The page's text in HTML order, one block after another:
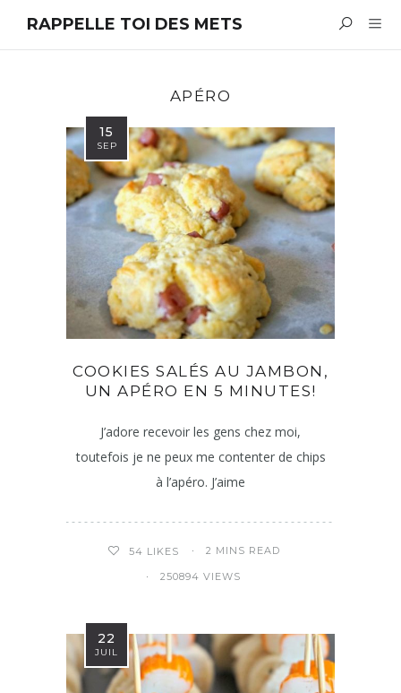
RAPPELLE TOI DES METS
APÉRO
15
SEP
COOKIES SALÉS AU JAMBON,
UN APÉRO EN 5 MINUTES!
J’adore recevoir les gens chez moi,
toutefois je ne peux me contenter de chips
à l’apéro. J’aime
54 LIKES 2 MINS READ
250894 VIEWS
22
JUIL